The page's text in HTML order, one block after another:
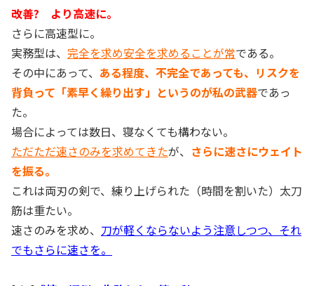
改善? より高速に。
さらに高速型に。
実務型は、 完全を求め安全を求めることが常である。
その中にあって、 ある程度、不完全であっても、リスクを
背負って「素早く繰り出す」というのが私の武器であっ
た。
場合によっては数日、寝なくても構わない。
ただただ速さのみを求めてきたが、 さらに速さにウェイト
を振る。
これは両刃の剣で、練り上げられた（時間を割いた）太刀
筋は重たい。
速さのみを求め、 刀が軽くならないよう注意しつつ、それ
でもさらに速さを。